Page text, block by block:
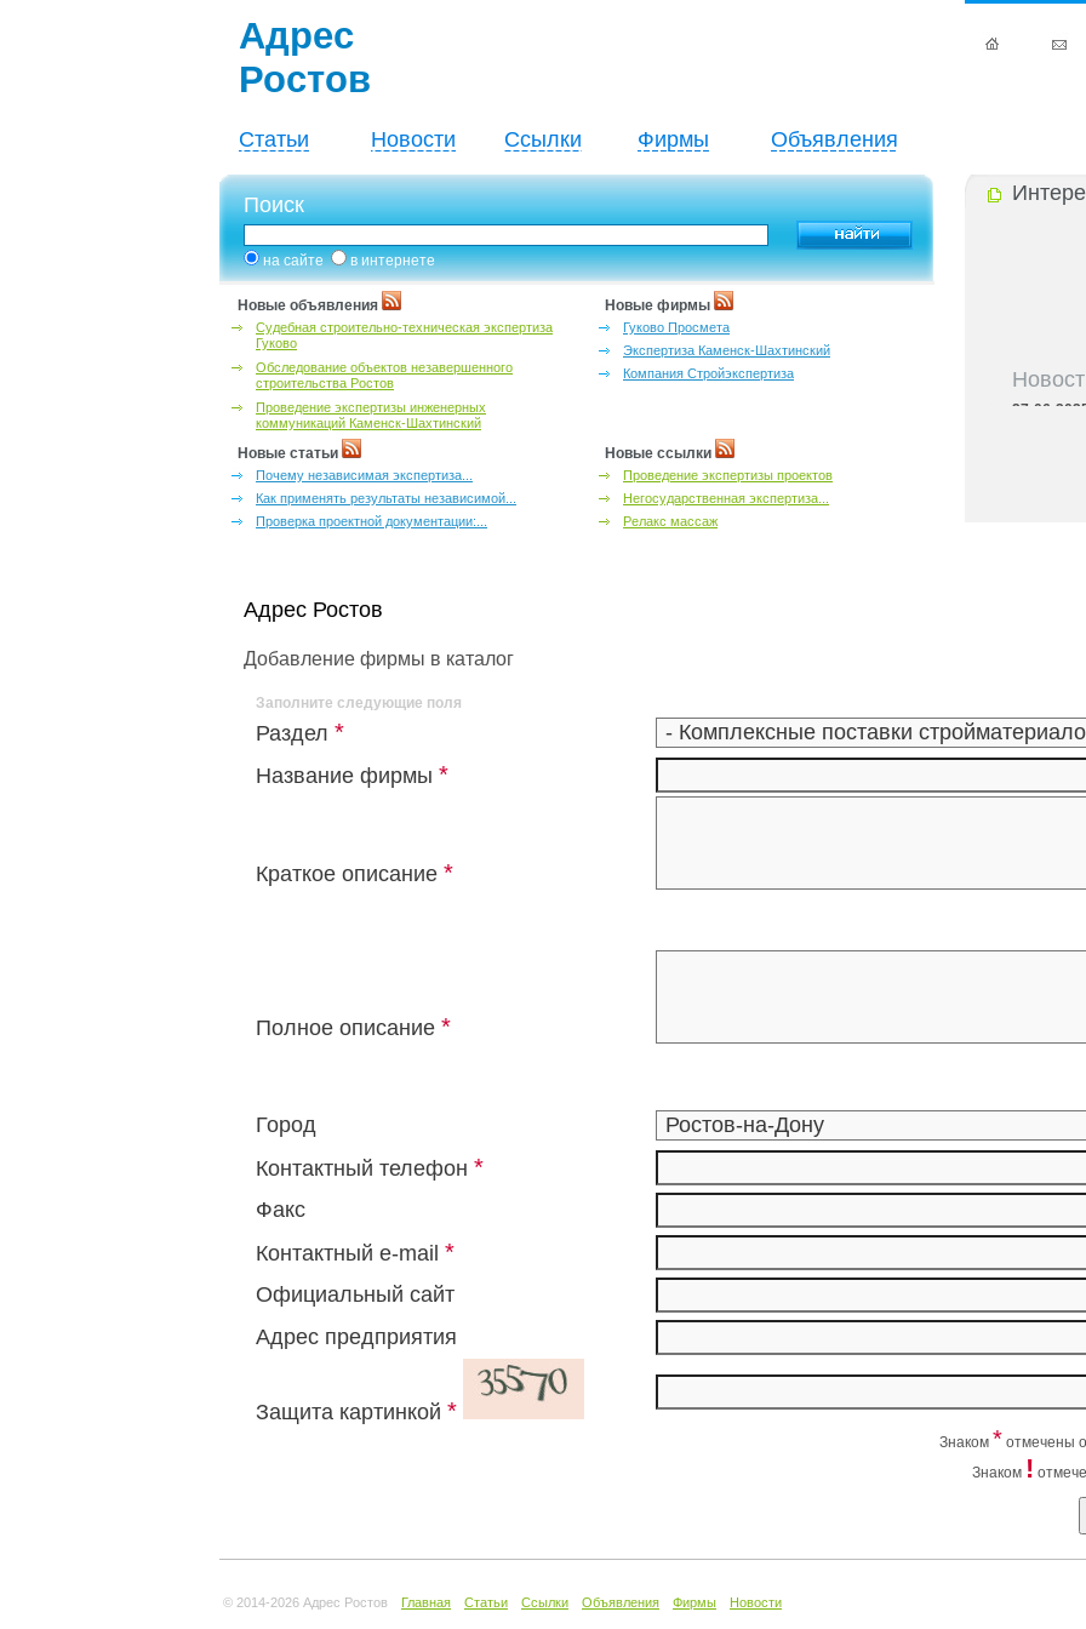
Адрес
Ростов
Статьи Новости Ссылки Фирмы Объявления
Поиск
на сайте в интернете
Новые объявления
Судебная строительно-техническая экспертиза
Гуково
Обследование объектов незавершенного
строительства Ростов
Проведение экспертизы инженерных
коммуникаций Каменск-Шахтинский
Новые фирмы
Гуково Просмета
Экспертиза Каменск-Шахтинский
Компания Стройэкспертиза
Новые статьи
Почему независимая экспертиза...
Как применять результаты независимой...
Проверка проектной документации:...
Новые ссылки
Проведение экспертизы проектов
Негосударственная экспертиза...
Релакс массаж
27-06-
22-07-
Адрес Ростов
Добавление фирмы в каталог
Заполните следующие поля
Раздел *
Название фирмы *
Краткое описание *
Полное описание *
Город
Контактный телефон *
Факс
Контактный e-mail *
Официальный сайт
Адрес предприятия
Защита картинкой *
Знаком * отмечены
Знаком !
© 2014-2026 Адрес Ростов Главная Статьи Ссылки Объявления Фирмы Новости